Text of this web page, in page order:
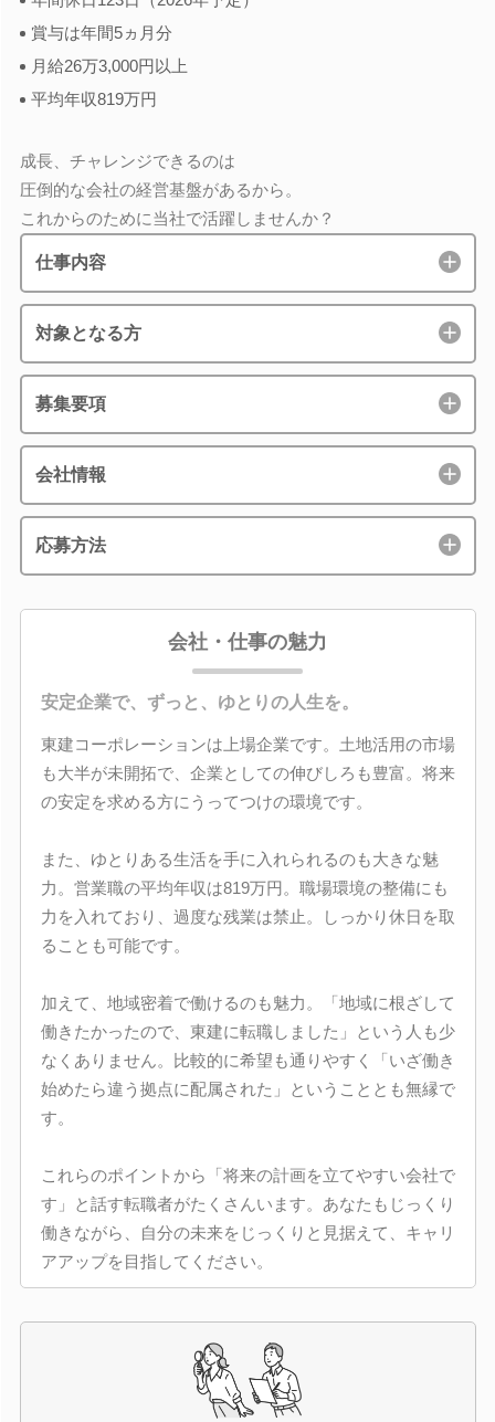
賞与は年間5ヵ月分
月給26万3,000円以上
平均年収819万円
成長、チャレンジできるのは
圧倒的な会社の経営基盤があるから。
これからのために当社で活躍しませんか？
仕事内容
対象となる方
募集要項
会社情報
応募方法
会社・仕事の魅力
安定企業で、ずっと、ゆとりの人生を。
東建コーポレーションは上場企業です。土地活用の市場
も大半が未開拓で、企業としての伸びしろも豊富。将来
の安定を求める方にうってつけの環境です。
また、ゆとりある生活を手に入れられるのも大きな魅
力。営業職の平均年収は819万円。職場環境の整備にも
力を入れており、過度な残業は禁止。しっかり休日を取
ることも可能です。
加えて、地域密着で働けるのも魅力。「地域に根ざして
働きたかったので、東建に転職しました」という人も少
なくありません。比較的に希望も通りやすく「いざ働き
始めたら違う拠点に配属された」ということとも無縁で
す。
これらのポイントから「将来の計画を立てやすい会社で
す」と話す転職者がたくさんいます。あなたもじっくり
働きながら、自分の未来をじっくりと見据えて、キャリ
アアップを目指してください。